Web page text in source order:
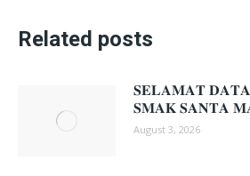
Related posts
𝐒𝐄𝐋𝐀𝐌𝐀𝐓
𝐒𝐌𝐀𝐊 𝐒𝐀𝐍𝐓𝐀
August 3, 2026